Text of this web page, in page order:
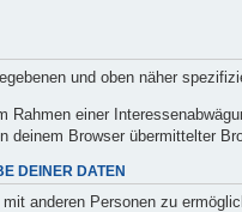
und oben näher
Rahmen einer
Browser übermittelter
DEINER DATEN
anderen Personen zu